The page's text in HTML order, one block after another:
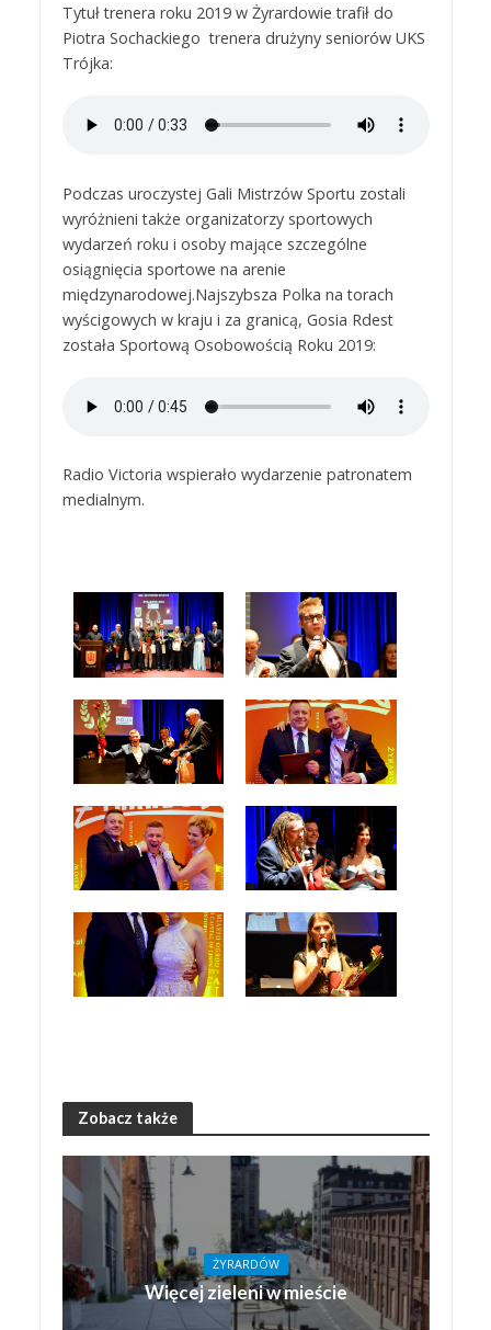
Tytuł trenera roku 2019 w Żyrardowie trafił do
Piotra Sochackiego trenera drużyny seniorów UKS
Trójka:
Podczas uroczystej Gali Mistrzów Sportu zostali
wyróżnieni także organizatorzy sportowych
wydarzeń roku i osoby mające szczególne
osiągnięcia sportowe na arenie
międzynarodowej.Najszybsza Polka na torach
wyścigowych w kraju i za granicą, Gosia Rdest
została Sportową Osobowością Roku 2019:
Radio Victoria wspierało wydarzenie patronatem
medialnym.
Zobacz także
ŻYRARDÓW
Więcej zieleni w mieście